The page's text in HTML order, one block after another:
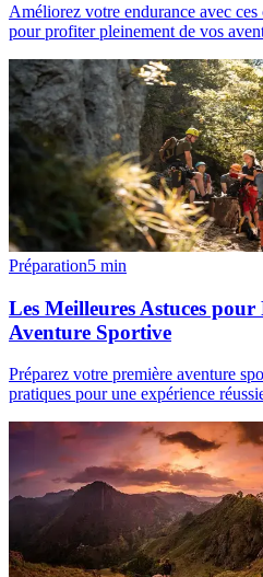
Améliorez votre endurance avec
pour profiter pleinement de vos
Préparation5 min
Les Meilleures Astuces
Aventure Sportive
Préparez votre première aventure
pratiques pour une expérience